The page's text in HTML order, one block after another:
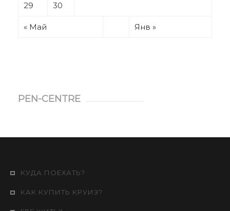
« Май Янв »
29 30
PEN-CENTRE
КУДА ПОЕХАТЬ?
КАК КУПИТЬ КРУИЗ?